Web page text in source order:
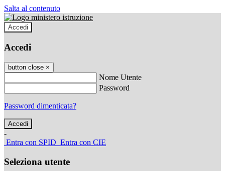
Salta al contenuto
Accedi
Accedi
button close ×
Nome Utente
Password
Password dimenticata?
-
Entra con SPID Entra con CIE
Seleziona utente